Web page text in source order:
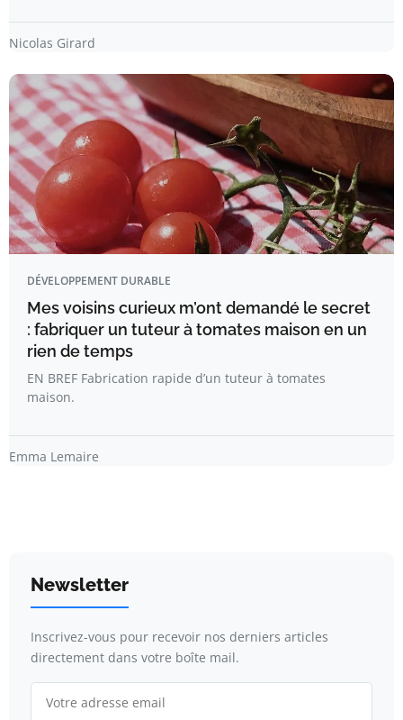
Nicolas Girard
DÉVELOPPEMENT DURABLE
Mes voisins curieux m’ont demandé le secret
: fabriquer un tuteur à tomates maison en un
rien de temps
EN BREF Fabrication rapide d’un tuteur à tomates
maison.
Emma Lemaire
Newsletter
Inscrivez-vous pour recevoir nos derniers articles
directement dans votre boîte mail.